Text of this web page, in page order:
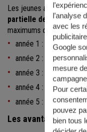
Les jeunes agriculteurs
partielle des
maximums
année 1 : 65 %
année 2 : 55 %
année 3 : 35 %
année 4 : 25 %
année 5 : 15 %
Les avantages
l’analyse
avec les
Google
mesure
Pour
pouvez
bien tous